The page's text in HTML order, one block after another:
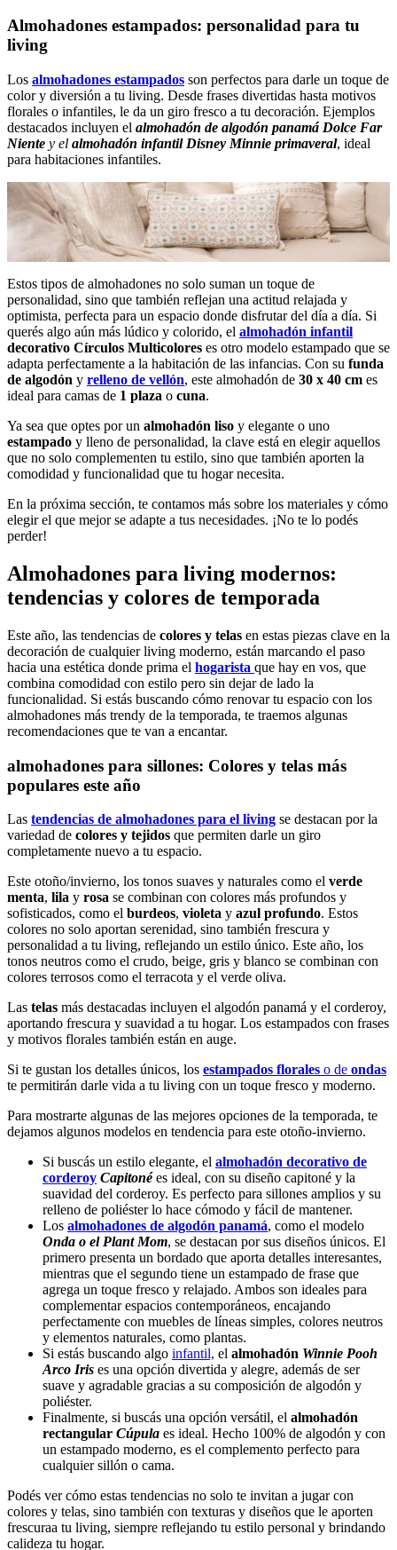
Almohadones estampados: personalidad para tu
living
Los almohadones estampados son perfectos para darle un toque de
color y diversión a tu living. Desde frases divertidas hasta motivos
florales o infantiles, le da un giro fresco a tu decoración. Ejemplos
destacados incluyen el almohadón de algodón panamá Dolce Far
Niente y el almohadón infantil Disney Minnie primaveral, ideal
para habitaciones infantiles.
Estos tipos de almohadones no solo suman un toque de
personalidad, sino que también reflejan una actitud relajada y
optimista, perfecta para un espacio donde disfrutar del día a día. Si
querés algo aún más lúdico y colorido, el almohadón infantil
decorativo Círculos Multicolores es otro modelo estampado que se
adapta perfectamente a la habitación de las infancias. Con su funda
de algodón y relleno de vellón, este almohadón de 30 x 40 cm es
ideal para camas de 1 plaza o cuna.
Ya sea que optes por un almohadón liso y elegante o uno
estampado y lleno de personalidad, la clave está en elegir aquellos
que no solo complementen tu estilo, sino que también aporten la
comodidad y funcionalidad que tu hogar necesita.
En la próxima sección, te contamos más sobre los materiales y cómo
elegir el que mejor se adapte a tus necesidades. ¡No te lo podés
perder!
Almohadones para living modernos:
tendencias y colores de temporada
Este año, las tendencias de colores y telas en estas piezas clave en la
decoración de cualquier living moderno, están marcando el paso
hacia una estética donde prima el hogarista que hay en vos, que
combina comodidad con estilo pero sin dejar de lado la
funcionalidad. Si estás buscando cómo renovar tu espacio con los
almohadones más trendy de la temporada, te traemos algunas
recomendaciones que te van a encantar.
almohadones para sillones: Colores y telas más
populares este año
Las tendencias de almohadones para el living se destacan por la
variedad de colores y tejidos que permiten darle un giro
completamente nuevo a tu espacio.
Este otoño/invierno, los tonos suaves y naturales como el verde
menta, lila y rosa se combinan con colores más profundos y
sofisticados, como el burdeos, violeta y azul profundo. Estos
colores no solo aportan serenidad, sino también frescura y
personalidad a tu living, reflejando un estilo único. Este año, los
tonos neutros como el crudo, beige, gris y blanco se combinan con
colores terrosos como el terracota y el verde oliva.
Las telas más destacadas incluyen el algodón panamá y el corderoy,
aportando frescura y suavidad a tu hogar. Los estampados con frases
y motivos florales también están en auge.
Si te gustan los detalles únicos, los estampados florales o de ondas
te permitirán darle vida a tu living con un toque fresco y moderno.
Para mostrarte algunas de las mejores opciones de la temporada, te
dejamos algunos modelos en tendencia para este otoño-invierno.
Si buscás un estilo elegante, el almohadón decorativo de
corderoy Capitonées ideal, con su diseño capitoné y la
suavidad del corderoy. Es perfecto para sillones amplios y su
relleno de poliéster lo hace cómodo y fácil de mantener.
Los almohadones de algodón panamá, como el modelo
Onda o el Plant Mom, se destacan por sus diseños únicos. El
primero presenta un bordado que aporta detalles interesantes,
mientras que el segundo tiene un estampado de frase que
agrega un toque fresco y relajado. Ambos son ideales para
complementar espacios contemporáneos, encajando
perfectamente con muebles de líneas simples, colores neutros
y elementos naturales, como plantas.
Si estás buscando algo infantil, el almohadón Winnie Pooh
Arco Iris es una opción divertida y alegre, además de ser
suave y agradable gracias a su composición de algodón y
poliéster.
Finalmente, si buscás una opción versátil, el almohadón
rectangular Cúpula es ideal. Hecho 100% de algodón y con
un estampado moderno, es el complemento perfecto para
cualquier sillón o cama.
Podés ver cómo estas tendencias no solo te invitan a jugar con
colores y telas, sino también con texturas y diseños que le aporten
frescuraa tu living, siempre reflejando tu estilo personal y brindando
calideza tu hogar.